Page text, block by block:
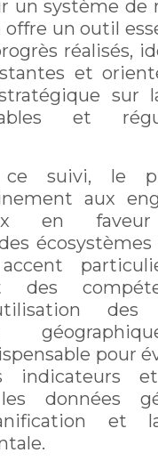
un système de
un outil
réalisés,
et
sur
et
suivi, le
aux
en
des
des
pour
indicateurs
données
et